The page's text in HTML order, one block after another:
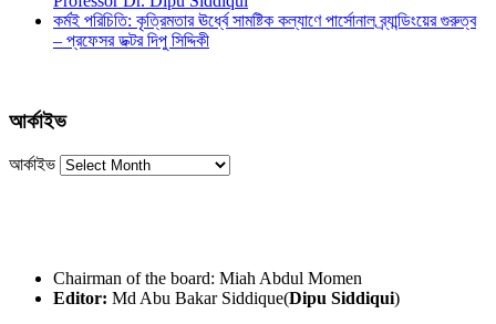
কর্মই পরিচিতি: কৃত্রিমতার ঊর্ধ্বে সামষ্টিক কল্যাণে পার্সোনাল ব্র্যান্ডিংয়ের গুরুত্ব
– প্রফেসর ডক্টর দিপু সিদ্দিকী
আর্কাইভ
আর্কাইভ
Chairman of the board: Miah Abdul Momen
Editor: Md Abu Bakar Siddique(Dipu Siddiqui)